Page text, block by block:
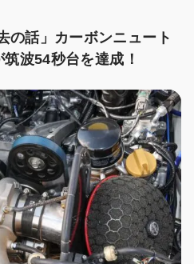
の話」カーボンニュート
波54秒台を達成！